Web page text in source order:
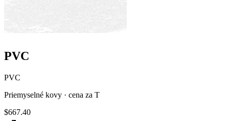
PVC
PVC
Priemyselné kovy · cena za T
$667.40